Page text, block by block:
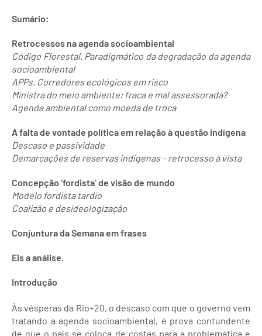
Sumário:
Retrocessos na agenda socioambiental
Código Florestal. Paradigmático da degradação da agenda
socioambiental
APPs. Corredores ecológicos em risco
Ministra do meio ambiente: fraca e mal assessorada?
Agenda ambiental como moeda de troca
A falta de vontade política em relação à questão indígena
Descaso e passividade
Demarcações de reservas indígenas – retrocesso à vista
Concepção ‘fordista’ de visão de mundo
Modelo fordista tardio
Coalizão e desideologização
Conjuntura da Semana em frases
Eis a análise.
Introdução
Às vésperas da Rio+20, o descaso com que o governo vem
tratando a agenda socioambiental, é prova contundente
de que o país se coloca de costas para a problemática e